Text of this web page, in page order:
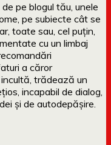
pe blogul tău, unele
pe subiecte cât se
toate sau, cel puțin,
cu un limbaj
a căror
trădează un
incapabil de dialog,
și de autodepășire.